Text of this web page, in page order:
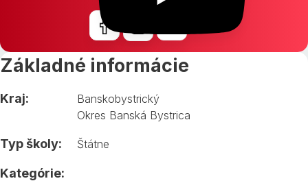
Základné informácie
Kraj:
Banskobystrický
Okres Banská Bystrica
Typ školy: Štátne
Kategórie: